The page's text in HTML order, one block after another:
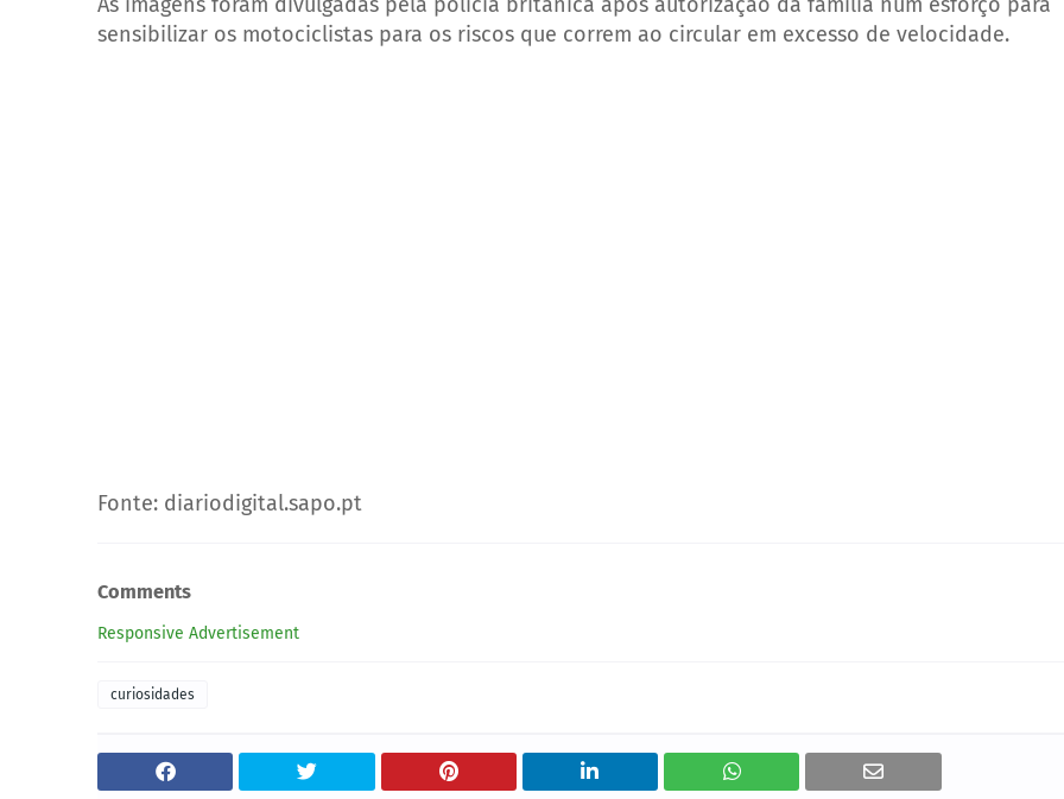
sensibilizar os motociclistas para os riscos que correm ao circular em excesso de velocidade.
Fonte: diariodigital.sapo.pt
Comments
Responsive Advertisement
curiosidades